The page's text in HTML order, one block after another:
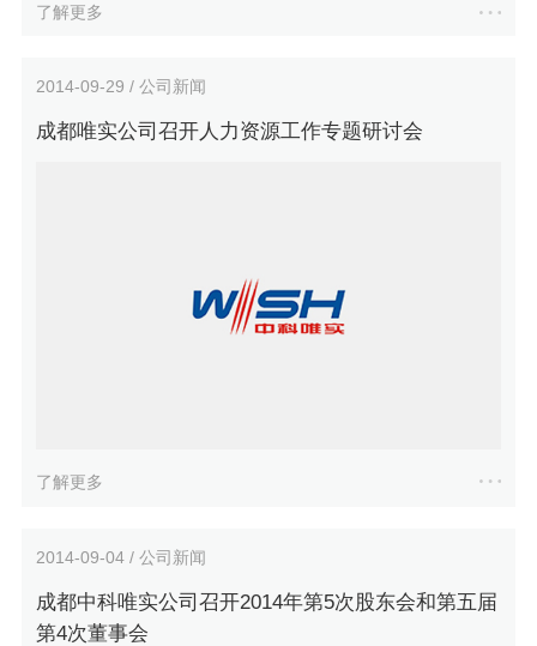
了解更多
2014-09-29 / 公司新闻
成都唯实公司召开人力资源工作专题研讨会
了解更多
2014-09-04 / 公司新闻
成都中科唯实公司召开2014年第5次股东会和第五届
第4次董事会